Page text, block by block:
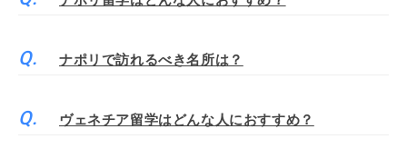
ナポリで訪れるべき名所は？
ヴェネチア留学はどんな人におすすめ？